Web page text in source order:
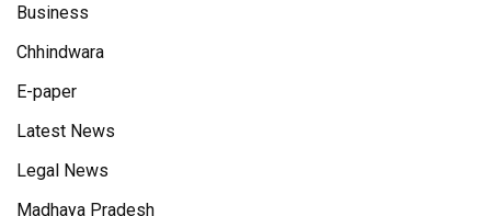
Business
Chhindwara
E-paper
Latest News
Legal News
Madhaya Pradesh